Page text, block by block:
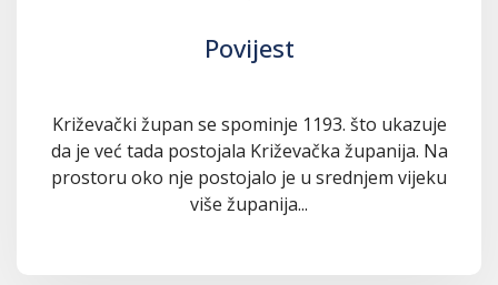
Povijest
Križevački župan se spominje 1193. što ukazuje
da je već tada postojala Križevačka županija. Na
prostoru oko nje postojalo je u srednjem vijeku
više županija...